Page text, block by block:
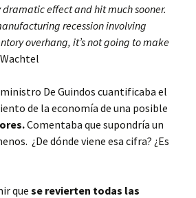
dramatic effect and hit much sooner.
recession involving
overhang, it’s not going to make
De Guindos cuantificaba el
de la economía de una posible
Comentaba que supondría un
¿De dónde viene esa cifra? ¿Es
que se revierten todas las